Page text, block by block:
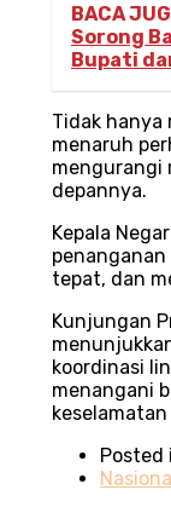
BACA
Sorong
Bupati
Tidak hanya
menaruh
mengurangi
depannya.
Kepala
tepat, dan
Kunjungan
koordinasi
menangani
Posted